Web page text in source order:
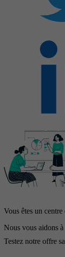
Vous êtes un
Nous vous aidons
Testez notre offre